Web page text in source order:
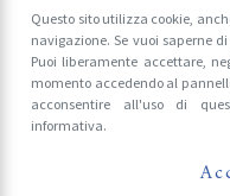
Accrediti
Questo sito utilizza cookie,
navigazione. Se vuoi saperne
Puoi liberamente accettare,
momento accedendo al
acconsentire all'uso di
informativa.